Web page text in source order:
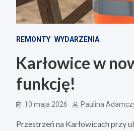
REMONTY WYDARZENIA
Karłowice w
funkcję!
10 maja 2026 Paulina
Przestrzeń na Karłowicach przy